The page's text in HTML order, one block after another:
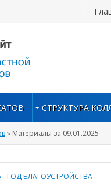
СТРУКТУРА
» Материалы за 09.01.2025
- ГОД БЛАГОУСТРОЙСТВА